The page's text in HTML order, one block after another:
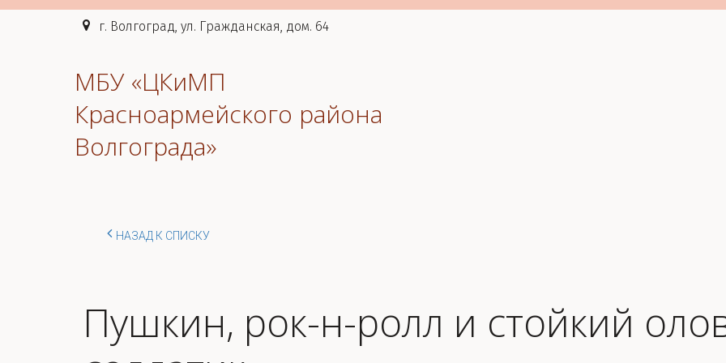
г. Волгоград, ул. Гражданская, дом. 64
МБУ «ЦКиМП
Красноармейского района
Волгограда»
НАЗАД К СПИСКУ
Пушкин, рок-н-ролл и стойкий